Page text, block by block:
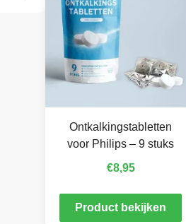
Ontkalkingstabletten
voor Philips – 9 stuks
€8,95
Product bekijken